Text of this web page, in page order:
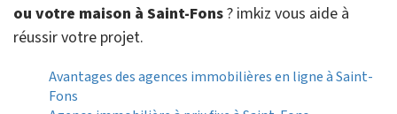
ou votre maison à Saint-Fons? imkiz vous aide à
réussir votre projet.
Avantages des agences immobilières en ligne à Saint-
Fons